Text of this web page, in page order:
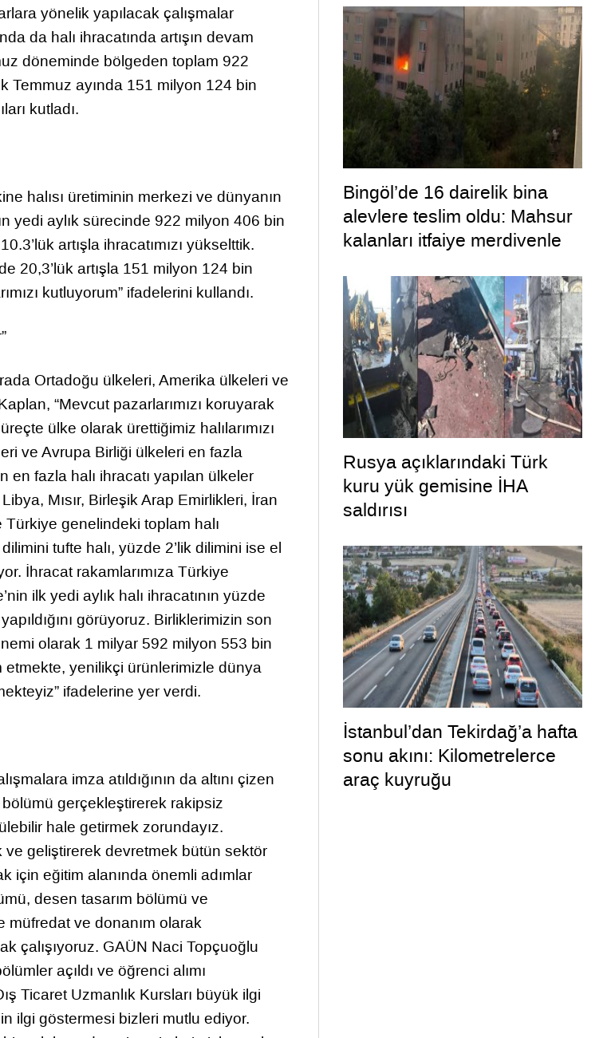
yönelik yapılacak çalışmalar
da halı ihracatında artışın devam
döneminde bölgeden toplam 922
Temmuz ayında 151 milyon 124 bin
kutladı.
halısı üretiminin merkezi ve dünyanın
yedi aylık sürecinde 922 milyon 406 bin
artışla ihracatımızı yükselttik.
20,3’lük artışla 151 milyon 124 bin
kutluyorum” ifadelerini kullandı.
Ortadoğu ülkeleri, Amerika ülkeleri ve
“Mevcut pazarlarımızı koruyarak
ülke olarak ürettiğimiz halılarımızı
ve Avrupa Birliği ülkeleri en fazla
en fazla halı ihracatı yapılan ülkeler
Mısır, Birleşik Arap Emirlikleri, İran
Türkiye genelindeki toplam halı
tufte halı, yüzde 2’lik dilimini ise el
İhracat rakamlarımıza Türkiye
ilk yedi aylık halı ihracatının yüzde
görüyoruz. Birliklerimizin son
olarak 1 milyar 592 milyon 553 bin
etmekte, yenilikçi ürünlerimizle dünya
ifadelerine yer verdi.
imza atıldığının da altını çizen
gerçekleştirerek rakipsiz
hale getirmek zorundayız.
ve geliştirerek devretmek bütün sektör
için eğitim alanında önemli adımlar
desen tasarım bölümü ve
müfredat ve donanım olarak
çalışıyoruz. GAÜN Naci Topçuoğlu
açıldı ve öğrenci alımı
Ticaret Uzmanlık Kursları büyük ilgi
ilgi göstermesi bizleri mutlu ediyor.
Bingöl’de 16 dairelik bina
alevlere teslim oldu: Mahsur
kalanları itfaiye merdivenle
Rusya açıklarındaki Türk
kuru yük gemisine İHA
saldırısı
İstanbul’dan Tekirdağ’a hafta
sonu akını: Kilometrelerce
araç kuyruğu